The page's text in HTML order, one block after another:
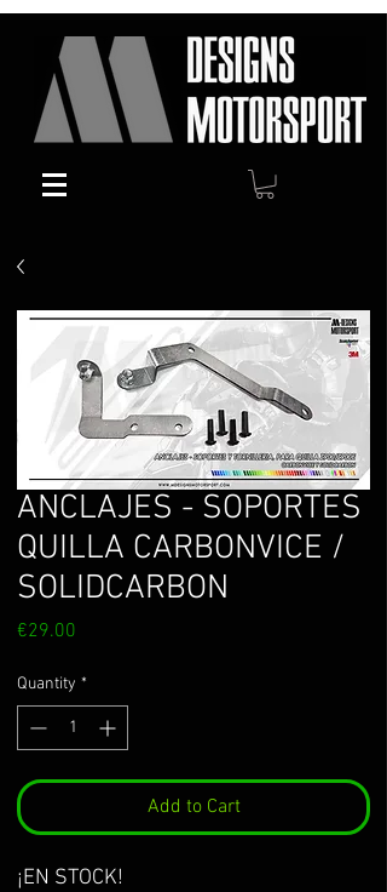
ANCLAJES - SOPORTES
QUILLA CARBONVICE /
SOLIDCARBON
€29.00
Quantity *
Add to Cart
¡EN STOCK!